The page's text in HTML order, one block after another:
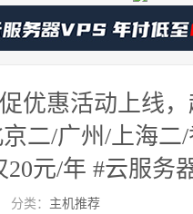
优惠活动上线
二/广州/上海二
元/年 #云服务
分类： 主机推荐